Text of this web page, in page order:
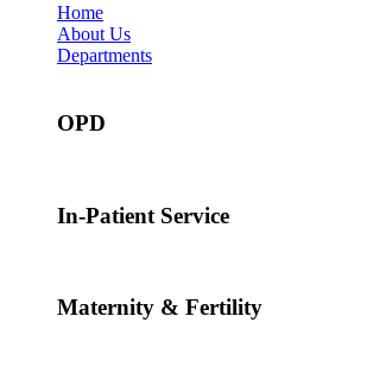
Home
About Us
Departments
OPD
In-Patient Service
Maternity & Fertility